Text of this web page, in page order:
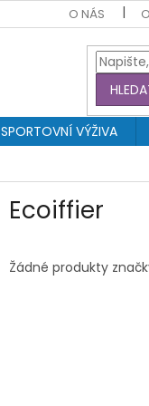
O NÁS
SPORTOVNÍ VÝŽIVA
Ecoiffier
Žádné produkty